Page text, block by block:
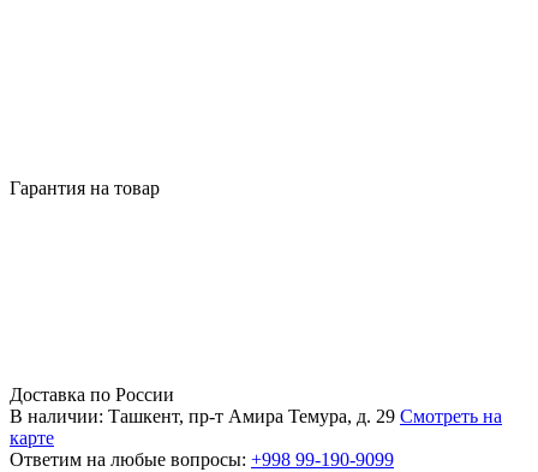
Гарантия на товар
Доставка по России
В наличии: Ташкент, пр-т Амира Темура, д. 29 Смотреть на
карте
Ответим на любые вопросы: +998 99-190-9099